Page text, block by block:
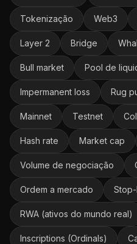
Tokenização Web3
Layer 2 Bridge
Bull market Pool de
Impermanent loss Rug
Mainnet Testnet
Hash rate Market cap
Volume de negociação
Ordem a mercado
RWA (ativos do mundo real)
Inscriptions (Ordinals)